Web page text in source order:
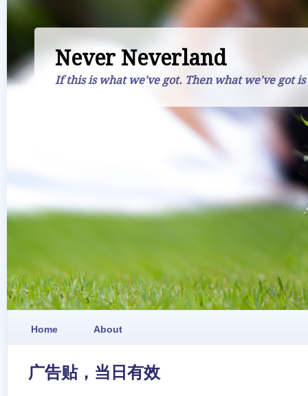
Never Neverland
If this is what we've got. Then what we've got is
Home About
广告贴，当日有效